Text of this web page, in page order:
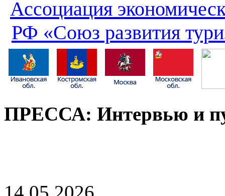
Ассоциация
РФ «Союз развития
ПРЕССА: Интервью и